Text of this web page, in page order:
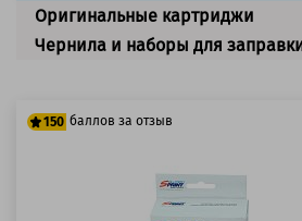
Оригинальные картриджи
Чернила и наборы для
150 баллов за отзыв